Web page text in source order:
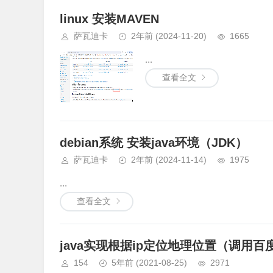
linux 安装MAVEN
萨瓦迪卡 2年前 (2024-11-20) 1665
...
查看全文
debian系统 安装java环境（JDK）
萨瓦迪卡 2年前 (2024-11-14) 1975
...
查看全文
java实现根据ip定位地理位置（调用百
154 5年前 (2021-08-25) 2971